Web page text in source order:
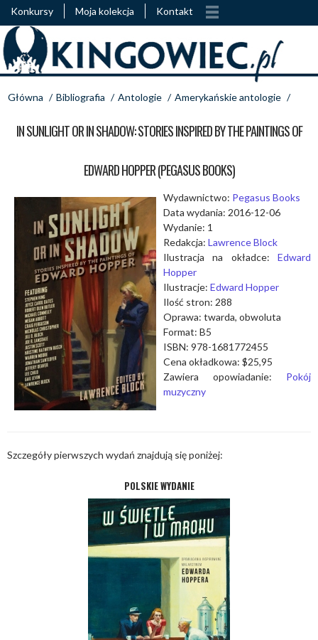
Konkursy Moja kolekcja Kontakt
Główna / Bibliografia / Antologie / Amerykańskie antologie /
IN SUNLIGHT OR IN SHADOW: STORIES INSPIRED BY THE PAINTINGS OF
EDWARD HOPPER (PEGASUS BOOKS)
Wydawnictwo: Pegasus Books
Data wydania: 2016-12-06
Wydanie: 1
Redakcja: Lawrence Block
Ilustracja na okładce: Edward
Hopper
Ilustracje: Edward Hopper
Ilość stron: 288
Oprawa: twarda, obwoluta
Format: B5
ISBN: 978-1681772455
Cena okładkowa: $25,95
Zawiera opowiadanie: Pokój
muzyczny
Szczegóły pierwszych wydań znajdują się poniżej:
POLSKIE WYDANIE